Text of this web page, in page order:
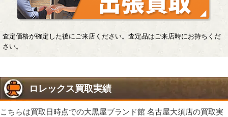
査定価格が確定した後にご来店ください。査定品はご来店時にお持ちくだ
さい。
ロレックス買取実績
こちらは買取日時点での大黒屋ブランド館 名古屋大須店の買取実